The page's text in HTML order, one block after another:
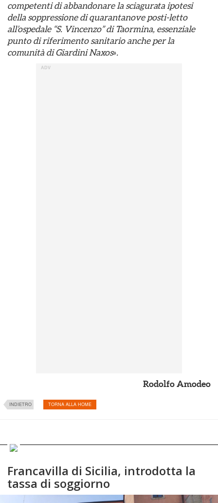
competenti di abbandonare la sciagurata ipotesi
della soppressione di quarantanove posti-letto
all’ospedale “S. Vincenzo” di Taormina, essenziale
punto di riferimento sanitario anche per la
comunità di Giardini Naxos».
Rodolfo Amodeo
INDIETRO TORNA ALLA HOME
Francavilla di Sicilia, introdotta la
tassa di soggiorno